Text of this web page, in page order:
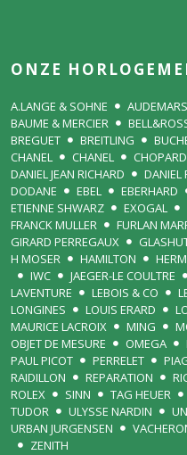
ONZE
A.LANGE & SOHNE
BAUME & MERCIER
BREGUET
BREITLING
CHANEL
CHANEL CHOPARD
DANIEL JEAN RICHARD
DANIEL
DODANE
EBEL EBERHARD
ETIENNE SHWARZ
EXOGAL
FRANCK MULLER
FURLAN
GIRARD PERREGAUX
H MOSER
HAMILTON
IWC
JAEGER-LE COULTRE
LAVENTURE
LEBOIS & CO
LONGINES
LOUIS ERARD
MAURICE LACROIX
MING
OBJET DE MESURE
OMEGA
PAUL PICOT
PERRELET
RAIDILLON
REPARATION
ROLEX
SINN TAG HEUER
TUDOR
ULYSSE NARDIN
URBAN JURGENSEN
ZENITH